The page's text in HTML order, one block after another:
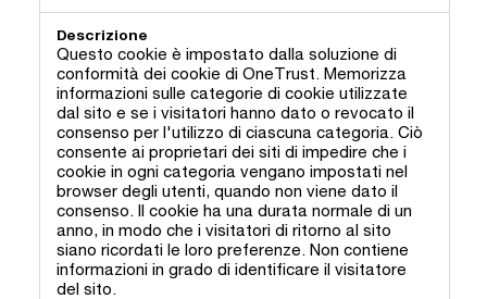
Questo cookie è impostato dalla soluzione di
conformità dei cookie di OneTrust. Memorizza
informazioni sulle categorie di cookie utilizzate
dal sito e se i visitatori hanno dato o revocato il
consenso per l'utilizzo di ciascuna categoria. Ciò
consente ai proprietari dei siti di impedire che i
cookie in ogni categoria vengano impostati nel
browser degli utenti, quando non viene dato il
consenso. Il cookie ha una durata normale di un
anno, in modo che i visitatori di ritorno al sito
siano ricordati le loro preferenze. Non contiene
informazioni in grado di identificare il visitatore
del sito.